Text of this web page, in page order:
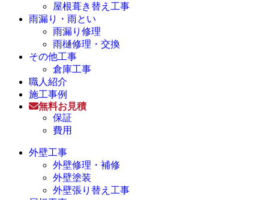
屋根葺き替え工事
雨漏り・雨とい
雨漏り修理
雨樋修理・交換
その他工事
倉庫工事
職人紹介
施工事例
無料お見積
保証
費用
外壁工事
外壁修理・補修
外壁塗装
外壁張り替え工事